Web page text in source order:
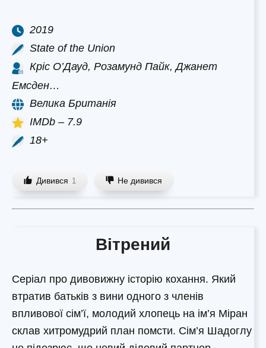
2019
State of the Union
Кріс О’Дауд, Розамунд Пайк, Джанет
Емсден…
Велика Британія
IMDb – 7.9
18+
Дивився 1 Не дивився
Вітрений
Серіал про дивовижну історію кохання. Який
втратив батьків з вини одного з членів
впливової сім’ї, молодий хлопець на ім’я Міран
склав хитромудрий план помсти. Сім’я Шадоглу